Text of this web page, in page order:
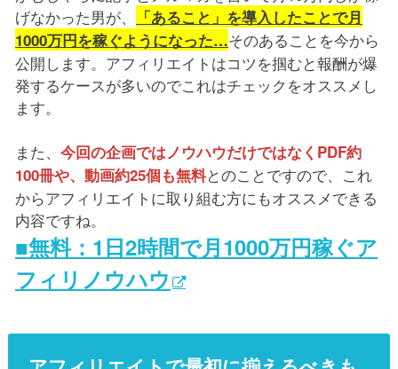
げなかった男が、
「あること」を導入したことで月
1000万円を稼ぐようになった…そのあることを今から
公開します。アフィリエイトはコツを掴むと報酬が爆
発するケースが多いのでこれはチェックをオススメし
ます。
また、 今回の企画ではノウハウだけではなくPDF約
100冊や、動画約25個も無料とのことですので、これ
からアフィリエイトに取り組む方にもオススメできる
内容ですね。
■無料：1日2時間で月1000万円稼ぐア
フィリノウハウ